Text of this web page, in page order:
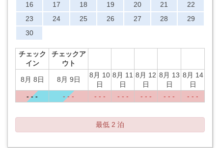
16
17 18 19 20 21
22
23
24 25 26 27 28
29
30
チェック
イン
チェックア
ウト
8月 8日 8月 9日
8月 10
日
8月 11
日
8月 12
日
8月 13
日
8月 14
日
- - -
- - - - - - - - - - - - - - - - - -
最低 2 泊